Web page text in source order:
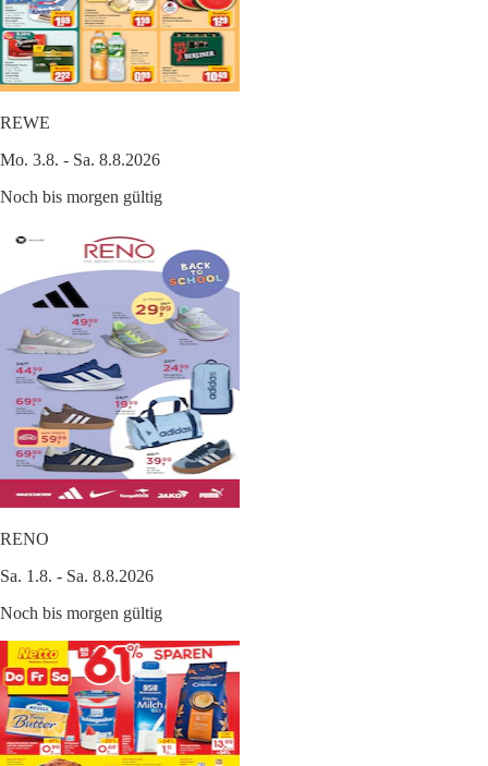
REWE
Mo. 3.8. - Sa. 8.8.2026
Noch bis morgen gültig
RENO
Sa. 1.8. - Sa. 8.8.2026
Noch bis morgen gültig